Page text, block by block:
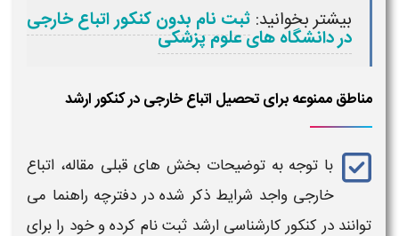
بیشتر بخوانید: ثبت نام بدون کنکور اتباع خارجی
در دانشگاه های علوم پزشکی
مناطق ممنوعه برای تحصیل اتباع خارجی در کنکور ارشد
با توجه به توضیحات بخش های قبلی مقاله، اتباع
خارجی واجد شرایطذکر شده در دفترچه راهنما می
توانند در کنکورکارشناسیارشد ثبت نام کرده و خود را برای